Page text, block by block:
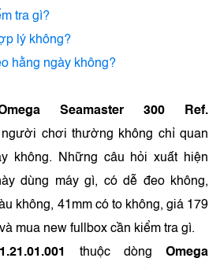
tra gì?
lý không?
hằng ngày không?
Seamaster 300 Ref.
người chơi thường không chỉ quan
không. Những câu hỏi xuất hiện
dùng máy gì, có dễ đeo không,
không, 41mm có to không, giá 179
mua new fullbox cần kiểm tra gì.
thuộc dòng Omega